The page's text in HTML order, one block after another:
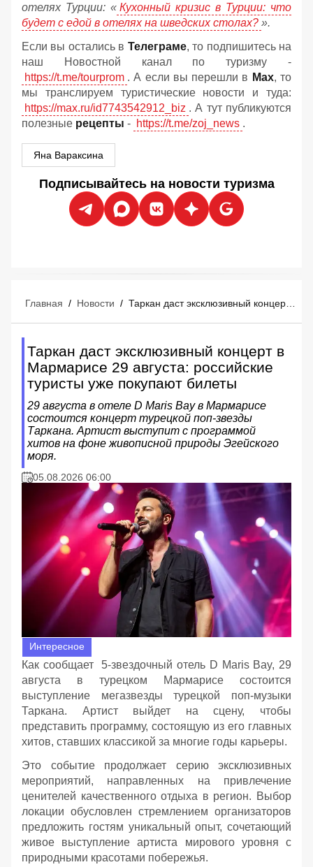
отелях Турции: « Кухонный кризис в Турции: что
будет с едой в отелях на шведских столах? ».
Если вы остались в Телеграме, то подпишитесь на
наш Новостной канал по туризму -
https://t.me/tourprom . А если вы перешли в Мах, то
мы транслируем туристические новости и туда:
https://max.ru/id7743542912_biz . А тут публикуются
полезные рецепты - https://t.me/zoj_news .
Яна Вараксина
Подписывайтесь на новости туризма
Главная / Новости / Таркан даст эксклюзивный концерт в Мармарисе 29 августа: российские туристы уже покупают билеты
Таркан даст эксклюзивный концерт в
Мармарисе 29 августа: российские
туристы уже покупают билеты
29 августа в отеле D Maris Bay в Мармарисе
состоится концерт турецкой поп-звезды
Таркана. Артист выступит с программой
хитов на фоне живописной природы Эгейского
моря.
05.08.2026 06:00
Интересное
Как сообщает 5-звездочный отель D Maris Bay, 29
августа в турецком Мармарисе состоится
выступление мегазвезды турецкой поп-музыки
Таркана. Артист выйдет на сцену, чтобы
представить программу, состоящую из его главных
хитов, ставших классикой за многие годы карьеры.
Это событие продолжает серию эксклюзивных
мероприятий, направленных на привлечение
ценителей качественного отдыха в регион. Выбор
локации обусловлен стремлением организаторов
предложить гостям уникальный опыт, сочетающий
живое выступление артиста мирового уровня с
природными красотами побережья.